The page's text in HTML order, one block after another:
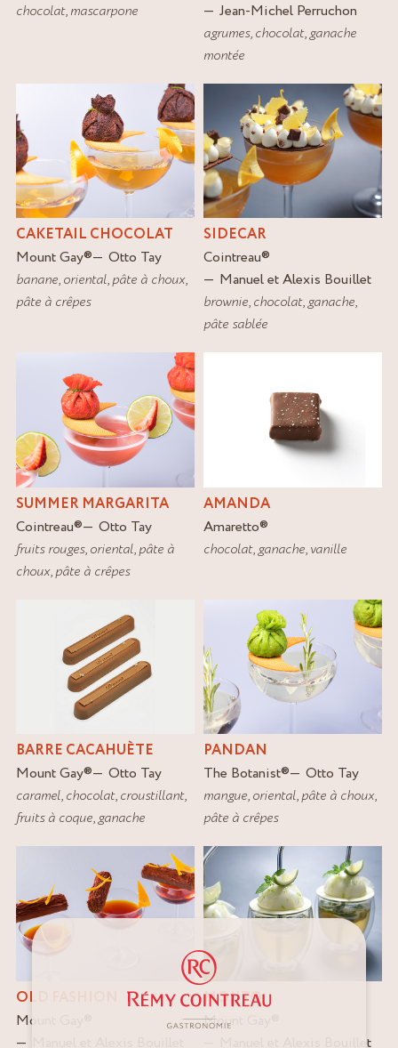
chocolat,mascarpone
Jean-Michel Perruchon
agrumes,chocolat,ganache
montée
CAKETAIL CHOCOLAT
Mount Gay®
Otto Tay
banane,oriental,pâte à choux,
pâte à crêpes
SIDECAR
Cointreau®
Manuel et Alexis Bouillet
brownie,chocolat,ganache,
pâte sablée
SUMMER MARGARITA
Cointreau®
Otto Tay
fruits rouges,oriental,pâte à
choux,pâte à crêpes
AMANDA
Amaretto®
chocolat,ganache,vanille
BARRE CACAHUÈTE
Mount Gay®
Otto Tay
caramel,chocolat,croustillant,
fruits à coque,ganache
PANDAN
The Botanist®
Otto Tay
mangue,oriental,pâte à choux,
pâte à crêpes
OLD FASHION
Mount Gay
MOJITO
Mount Gay
Manuel et Alexis Bouillet